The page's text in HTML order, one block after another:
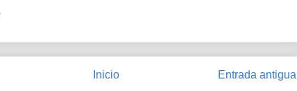
Entrada antigua
Inicio